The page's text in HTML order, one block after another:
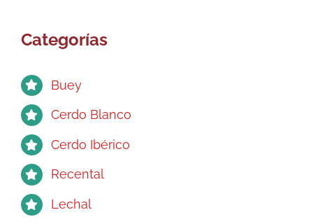
página
producto
Categorías
Buey
Cerdo Blanco
Cerdo Ibérico
Recental
Lechal